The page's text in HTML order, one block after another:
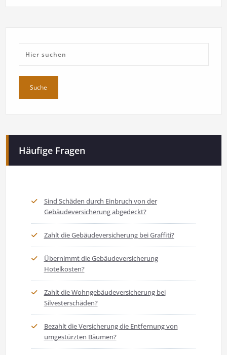
Häufige Fragen
Sind Schäden durch Einbruch von der
Gebäudeversicherung abgedeckt?
Zahlt die Gebäudeversicherung bei Graffiti?
Übernimmt die Gebäudeversicherung
Hotelkosten?
Zahlt die Wohngebäudeversicherung bei
Silvesterschäden?
Bezahlt die Versicherung die Entfernung von
umgestürzten Bäumen?